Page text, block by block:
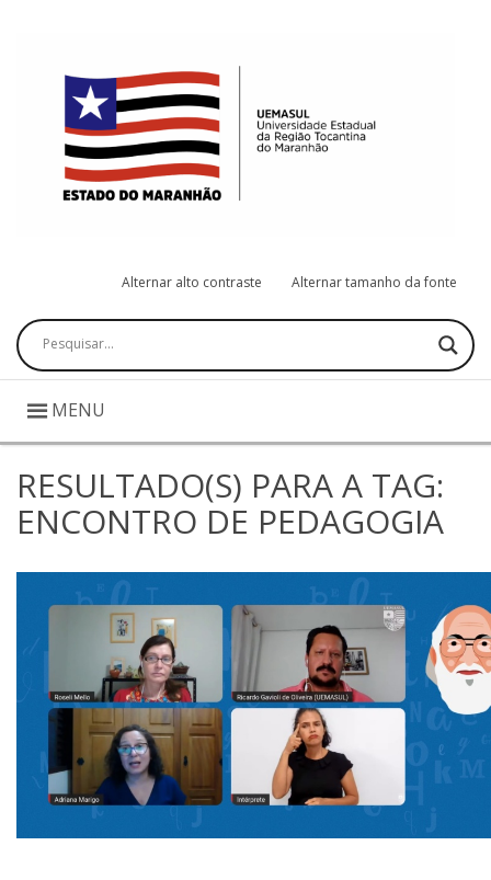
Alternar alto contraste Alternar tamanho da fonte
Pesquisar
MENU
RESULTADO(S) PARA A TAG:
ENCONTRO DE PEDAGOGIA